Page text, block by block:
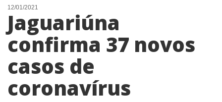
NOTÍCIAS
LISTA DIGITAL
CONTATO
12/01/2021
Jaguariúna
confirma 37 novos
casos de
coronavírus